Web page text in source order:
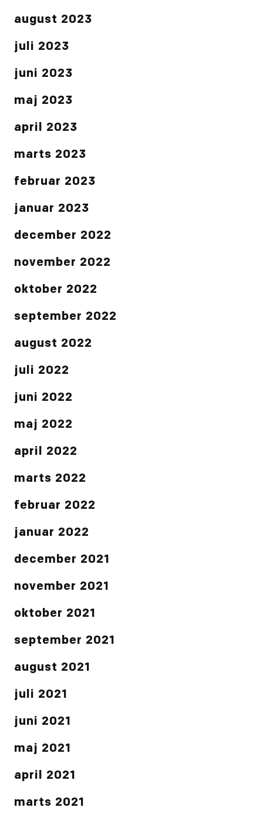
august 2023
juli 2023
juni 2023
maj 2023
april 2023
marts 2023
februar 2023
januar 2023
december 2022
november 2022
oktober 2022
september 2022
august 2022
juli 2022
juni 2022
maj 2022
april 2022
marts 2022
februar 2022
januar 2022
december 2021
november 2021
oktober 2021
september 2021
august 2021
juli 2021
juni 2021
maj 2021
april 2021
marts 2021